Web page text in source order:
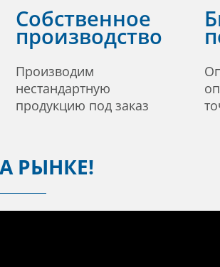
Собственное
производство
Производим
нестандартную
продукцию под заказ
РЫНКЕ!